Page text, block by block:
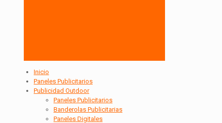
Inicio
Paneles Publicitarios
Publicidad Outdoor
Paneles Publicitarios
Banderolas Publicitarias
Paneles Digitales